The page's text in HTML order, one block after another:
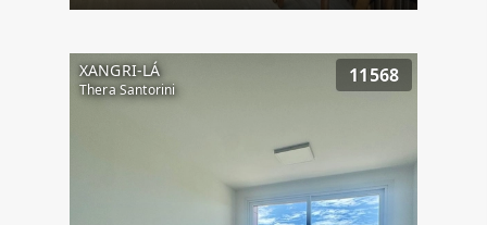
XANGRI-LÁ
Thera Santorini
11568